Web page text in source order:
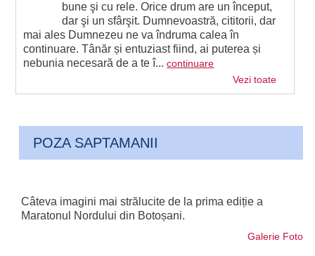
bune şi cu rele. Orice drum are un început,
dar şi un sfârşit. Dumnevoastră, cititorii, dar
mai ales Dumnezeu ne va îndruma calea în
continuare. Tânăr și entuziast fiind, ai puterea și
nebunia necesară de a te î...continuare
Vezi toate
POZA SAPTAMANII
Câteva imagini mai strălucite de la prima ediție a
Maratonul Nordului din Botoșani.
Galerie Foto